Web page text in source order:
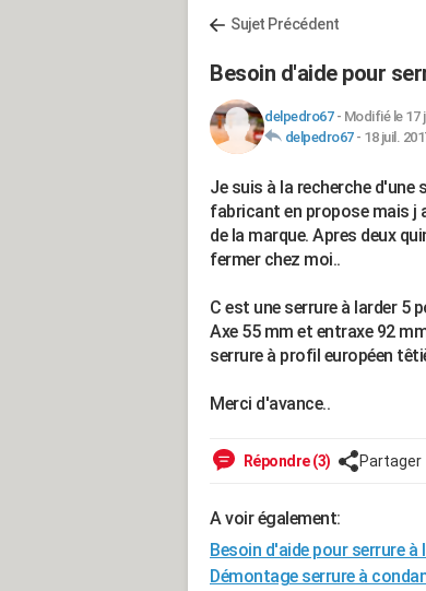
Sujet Précédent
Besoin d'aide pour
delpedro67- Modifié le 17
delpedro67- 18 juil.
Je suis à la recherche
fabricant en propose mais j
de la marque. Apres deux
fermer chez moi..
C est une serrure à larder 5
Axe 55 mm et entraxe 92
serrure à profil européen
Merci d'avance..
Répondre (3) Partager
A voir également:
Besoin d'aide pour serrure à
Démontage serrure à